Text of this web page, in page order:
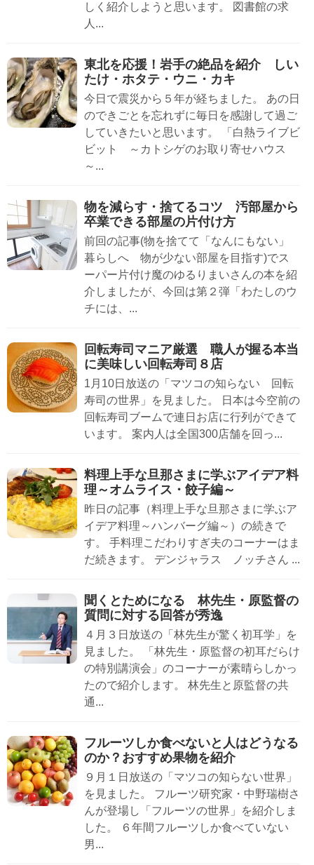
しく紹介しようと思います。 図書館の求
人...
東北を応援！岩手の絶品を紹介 しい
たけ・ホタテ・ウニ・カキ
今日で震災から５年が経ちました。 あの日
のできごとを忘れずに毎日を感謝して過ご
していきたいと思います。 「白熱ライブビ
ビット ～カトシゲのお取り寄せハウス
～...
物を減らす・捨てるコツ 汚部屋から
卒業できる部屋の片付け方
前回の記事(物を捨てて「なんにもない」
暮らしへ 物が少ない部屋を目指す)でス
ーパー片付け魔のゆるりまいさんの本を紹
介しましたが、今回は第２弾「わたしのウ
チには、...
回転寿司マニア厳選 職人が握る本当
に美味しい回転寿司８店
1月10日放送の「マツコの知らない 回転
寿司の世界」を見ました。 日本は今空前の
回転寿司ブームで連日お店に行列ができて
います。 案内人は全国300店舗を回っ...
料理上手な旦那さまに学ぶアイデア料
理～オムライス・餃子編～
昨日の記事（料理上手な旦那さまに学ぶア
イデア料理～ハンバーグ編～）の続きで
す。 手料理こだわりすぎ夫のコーナーはま
だ続きます。 デンジャラス ノッチさん ...
聞くとためになる 林先生・原監督の
質問に対する回答が秀逸
４月３日放送の「林先生が驚く初耳学」を
見ました。 「林先生・原監督の初耳だらけ
の特別講演会」のコーナーが素晴らしかっ
たので紹介します。 林先生と原監督の共
通...
フルーツしか食べないと人はどうなる
のか？おすすめ果物を紹介
９月１日放送の「マツコの知らない世界」
を見ました。 フルーツ研究家・中野瑞樹さ
んが登場し「フルーツの世界」を紹介しま
した。 ６年間フルーツしか食べていない
男...